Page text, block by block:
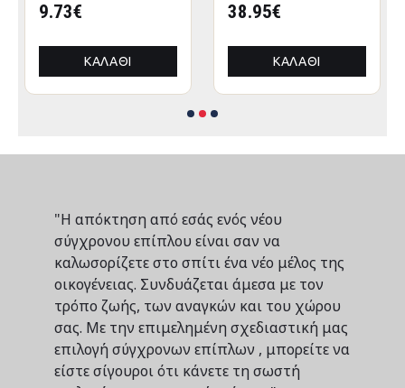
9.73€
ΚΑΛΆΘΙ
38.95€
ΚΑΛΆΘΙ
"Η απόκτηση από εσάς ενός νέου
σύγχρονου επίπλου είναι σαν να
καλωσορίζετε στο σπίτι ένα νέο μέλος της
οικογένειας. Συνδυάζεται άμεσα με τον
τρόπο ζωής, των αναγκών και του χώρου
σας. Με την επιμελημένη σχεδιαστική μας
επιλογή σύγχρονων επίπλων , μπορείτε να
είστε σίγουροι ότι κάνετε τη σωστή